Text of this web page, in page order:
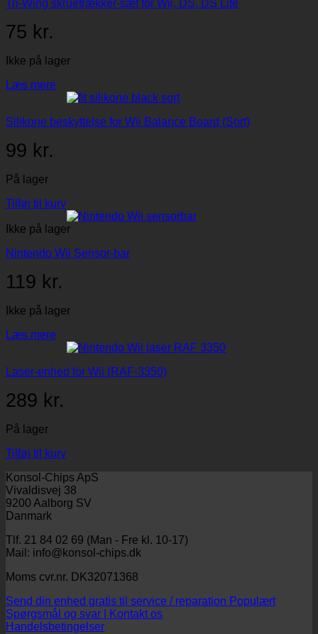
Tri-Wing skruetrækker-sæt for Wii, DS, DS Lite
75 kr.
Ikke på lager
Læs mere
Silikone beskyttelse for Wii Balance Board (Sort)
99 kr.
På lager
Tilføj til kurv
Ikke på lager
Nintendo Wii Sensor-bar
119 kr.
Ikke på lager
Læs mere
Laser-enhed for Wii (RAF-3350)
289 kr.
På lager
Tilføj til kurv
Konsol-Chips ApS
Vivaldisvej 38
9200 Aalborg SV
Danmark
Tlf. 21 84 02 69 (Man - Fre kl. 10-17)
Mail: info@konsol-chips.dk
Moms cvr.nr. DK32071368
Send din enhed gratis til service / reparation
Spørgsmål og svar | Kontakt os
Handelsbetingelser